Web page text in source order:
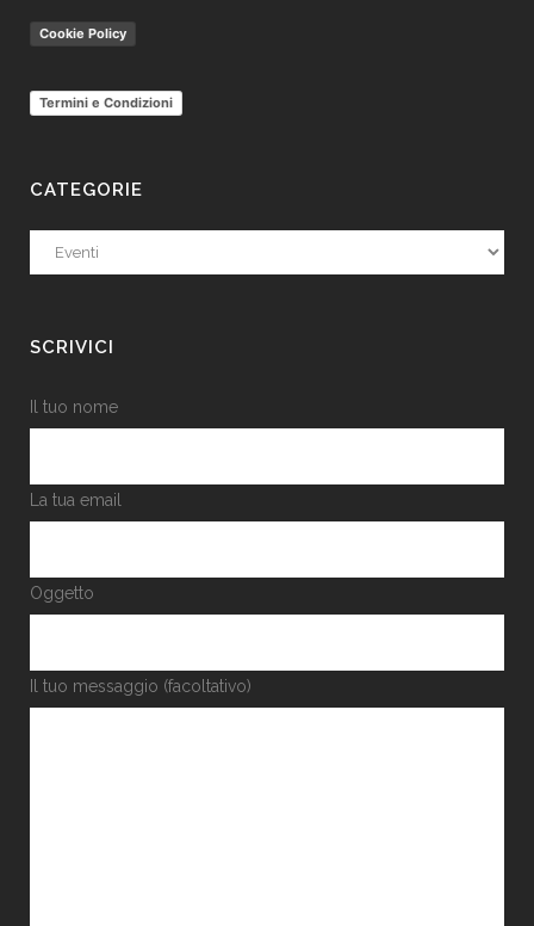
Cookie Policy
Termini e Condizioni
CATEGORIE
Categorie
SCRIVICI
Il tuo nome
La tua email
Oggetto
Il tuo messaggio (facoltativo)